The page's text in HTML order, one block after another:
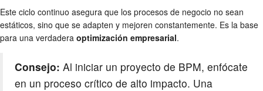
Este ciclo continuo asegura que los procesos de negocio no sean
estáticos, sino que se adapten y mejoren constantemente. Es la base
para una verdadera optimización empresarial.
Consejo: Al iniciar un proyecto de BPM, enfócate
en un proceso crítico de alto impacto. Una